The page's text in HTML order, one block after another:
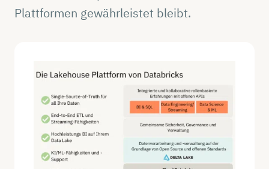
Plattformen gewährleistet bleibt.